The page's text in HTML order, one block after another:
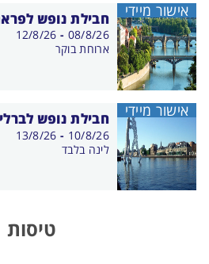
חבילת נופש
בין
התאריכים,
08/8/26
-
12/8/26
ארוחת בוקר
אישור מיידי
חבילת נופש
בין
התאריכים,
10/8/26
-
13/8/26
לינה בלבד
אישור מיידי
טיסות